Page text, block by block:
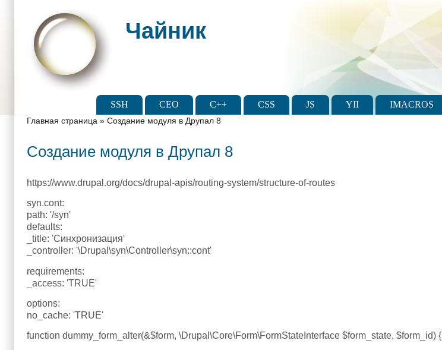
Чайник
SSH CEO C++ CSS JS YII IMACROS
You are here
Главная страница » Создание модуля в Друпал 8
Создание модуля в Друпал 8
https://www.drupal.org/docs/drupal-apis/routing-system/structure-of-routes
syn.cont:
path: '/syn'
defaults:
_title: 'Синхронизация'
_controller: '\Drupal\syn\Controller\syn::cont'
requirements:
_access: 'TRUE'
options:
no_cache: 'TRUE'
function dummy_form_alter(&$form, \Drupal\Core\Form\FormStateInterface $form_state, $form_id) {